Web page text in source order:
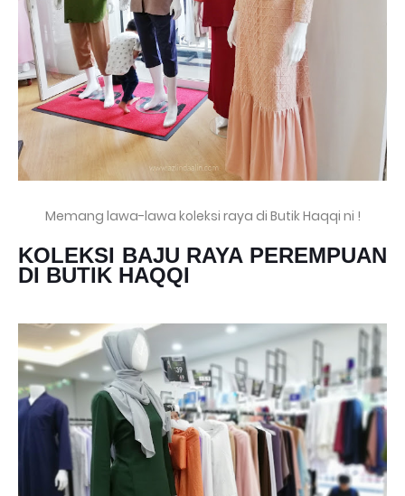
Memang lawa-lawa koleksi raya di Butik Haqqi ni !
KOLEKSI BAJU RAYA PEREMPUAN
DI BUTIK HAQQI